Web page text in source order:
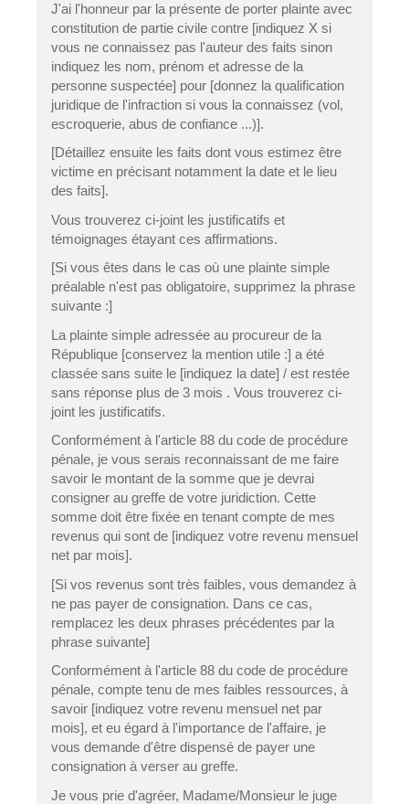
J'ai l'honneur par la présente de porter plainte avec
constitution de partie civile contre [indiquez X si
vous ne connaissez pas l'auteur des faits sinon
indiquez les nom, prénom et adresse de la
personne suspectée] pour [donnez la qualification
juridique de l'infraction si vous la connaissez (vol,
escroquerie, abus de confiance ...)].
[Détaillez ensuite les faits dont vous estimez être
victime en précisant notamment la date et le lieu
des faits].
Vous trouverez ci-joint les justificatifs et
témoignages étayant ces affirmations.
[Si vous êtes dans le cas où une plainte simple
préalable n'est pas obligatoire, supprimez la phrase
suivante :]
La plainte simple adressée au procureur de la
République [conservez la mention utile :] a été
classée sans suite le [indiquez la date] / est restée
sans réponse plus de 3 mois . Vous trouverez ci-
joint les justificatifs.
Conformément à l'article 88 du code de procédure
pénale, je vous serais reconnaissant de me faire
savoir le montant de la somme que je devrai
consigner au greffe de votre juridiction. Cette
somme doit être fixée en tenant compte de mes
revenus qui sont de [indiquez votre revenu mensuel
net par mois].
[Si vos revenus sont très faibles, vous demandez à
ne pas payer de consignation. Dans ce cas,
remplacez les deux phrases précédentes par la
phrase suivante]
Conformément à l'article 88 du code de procédure
pénale, compte tenu de mes faibles ressources, à
savoir [indiquez votre revenu mensuel net par
mois], et eu égard à l'importance de l'affaire, je
vous demande d'être dispensé de payer une
consignation à verser au greffe.
Je vous prie d'agréer, Madame/Monsieur le juge